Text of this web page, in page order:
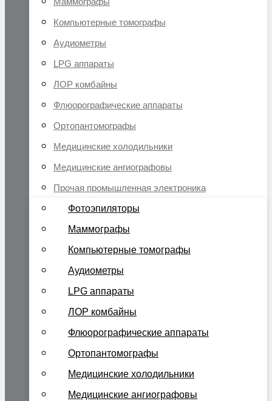
Компьютерные томографы
Аудиометры
LPG аппараты
ЛОР комбайны
Флюорографические аппараты
Ортопантомографы
Медицинские холодильники
Медицинские ангиографовы
Прочая промышленная электроника
Фотоэпиляторы
Маммографы
Компьютерные томографы
Аудиометры
LPG аппараты
ЛОР комбайны
Флюорографические аппараты
Ортопантомографы
Медицинские холодильники
Медицинские ангиографовы